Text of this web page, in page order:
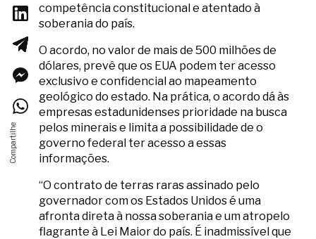
competência constitucional e atentado à
soberania do país.
O acordo, no valor de mais de 500 milhões de
dólares, prevê que os EUA podem ter acesso
exclusivo e confidencial ao mapeamento
geológico do estado. Na prática, o acordo dá às
empresas estadunidenses prioridade na busca
pelos minerais e limita a possibilidade de o
governo federal ter acesso a essas
informações.
“O contrato de terras raras assinado pelo
governador com os Estados Unidos é uma
afronta direta à nossa soberania e um atropelo
flagrante à Lei Maior do país. É inadmissível que